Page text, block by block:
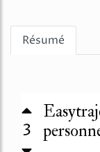
Résumé
3